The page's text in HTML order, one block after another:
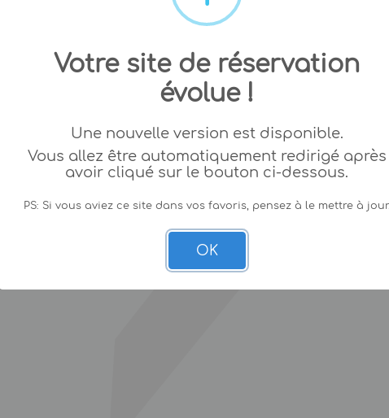
Votre site de réservation
évolue !
Une nouvelle version est disponible.
Vous allez être automatiquement redirigé après
avoir cliqué sur le bouton ci-dessous.
PS: Si vous aviez ce site dans vos favoris, pensez à le mettre à
OK